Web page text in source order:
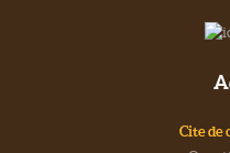
Cite de